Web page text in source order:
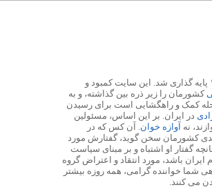
فضول محله در ۱۳ اسفند ۱۳۸۷ پایه گذاری شد. این سایت کمبود و
کشورمان را زیر ذره بین گذاشته، و به
کمک و راهگشایی است برای رسیدن
در ایران. بر این اساس، مسئولین
نه آوازه خوان. آن کس که در
کشورمان سخن گوید، گفتارش مورد
گفتار او اشتباه و بر مبنای سیاست
ایران باشد، مورد انتقاد و اعتراض گروه
شما خواننده گرامی، همه روزه بیشتر